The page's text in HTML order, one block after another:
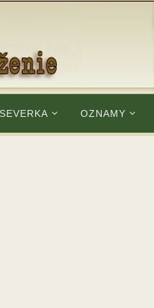
OZNAMY